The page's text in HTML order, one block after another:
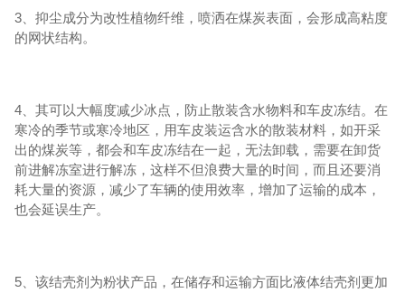
3、抑尘成分为改性植物纤维，喷洒在煤炭表面，会形成高粘度
的网状结构。
4、其可以大幅度减少冰点，防止散装含水物料和车皮冻结。在
寒冷的季节或寒冷地区，用车皮装运含水的散装材料，如开采
出的煤炭等，都会和车皮冻结在一起，无法卸载，需要在卸货
前进解冻室进行解冻，这样不但浪费大量的时间，而且还要消
耗大量的资源，减少了车辆的使用效率，增加了运输的成本，
也会延误生产。
5、该结壳剂为粉状产品，在储存和运输方面比液体结壳剂更加